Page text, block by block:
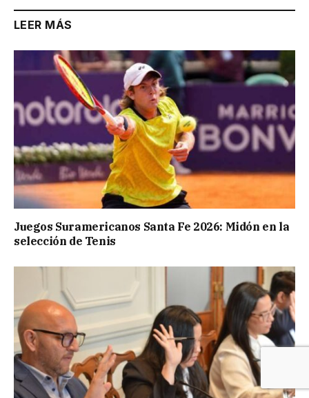
LEER MÁS
Juegos Suramericanos Santa Fe 2026: Midón en la
selección de Tenis